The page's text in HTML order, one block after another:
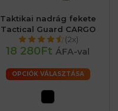
Taktikai nadrág fekete
Tactical Guard CARGO
(2x)
18 280Ft ÁFA-val
OPCIÓK VÁLASZTÁSA